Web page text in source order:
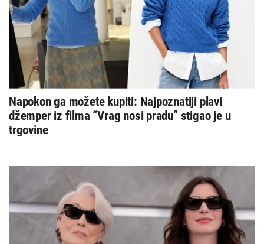
Napokon ga možete kupiti: Najpoznatiji plavi
džemper iz filma “Vrag nosi pradu” stigao je u
trgovine